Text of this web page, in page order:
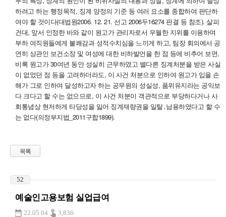
하려고 하는 행정목적, 징계 양정의 기준 등 여러 요소를 종합하여 판단하
여야 할 것이다(대법원2006. 12. 21. 선고 2006두16274 판결 등 참조). 살피
건대, 앞서 인정한 바와 같이 원고가 관리자로서 우월한 지위를 이용하여
부하 여직원들에게 불쾌감과 성적수치심을 느끼게 하고, 팀장 회의에서 공
연히 상관인 보건소장 및 여성에 대한 비하발언을 한 점 등에 비추어 보면,
비록 원고가 30여년 동안 성실히 근무하였고 별다른 징계처분을 받은 사실
이 없었던 점 등을 고려하더라도, 이 사건 처분으로 인하여 원고가 입을 손
해가 그로 인하여 달성하고자 하는 공무원의 성실성, 품위유지라는 공익보
다 크다고 할 수는 없으므로, 이 사건 처분이 객관적으로 부당하다거나 사
회통념상 현저하게 타당성을 잃어 징계재량권을 일탈․남용하였다고 할 수
는 없다(의정부지법_2011구합1899).
목록
52
예술인고용보험 실업급여
22.05.04 3,836